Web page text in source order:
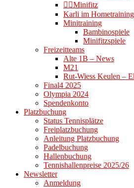
👉🏻Minifitz
Karli im Hometraining
Minitraining
Bambinospiele
Minifitzspiele
Freizeitteams
Alte 1B – News
M21
Rut-Wiess Keulen –
Final4 2025
Olympia 2024
Spendenkonto
Platzbuchung
Status Tennisplätze
Freiplatzbuchung
Anleitung Platzbuchung
Padelbuchung
Hallenbuchung
Tennishallenpreise 2025/26
Newsletter
Anmeldung